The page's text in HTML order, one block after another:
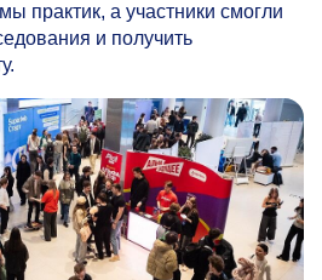
практик, а участники смогли
и получить